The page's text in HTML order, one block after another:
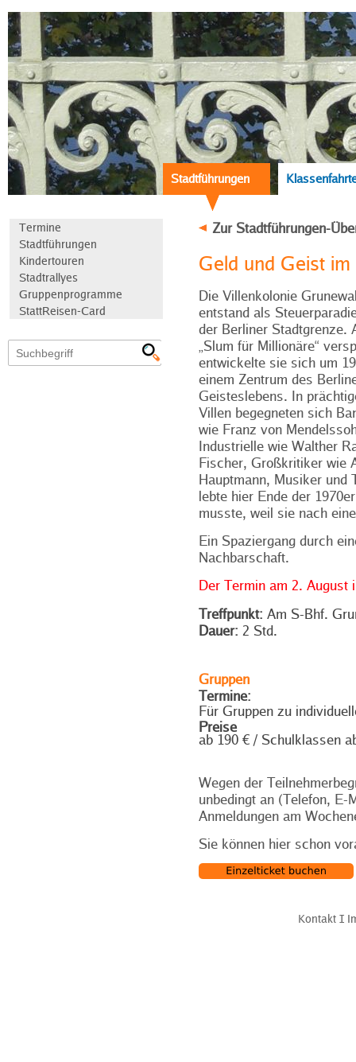
Stadtführungen
Termine
Stadtführungen
Kindertouren
Stadtrallyes
Gruppenprogramme
StattReisen-Card
Zur Stadtführungen-
Geld und Geist
Die Villenkolonie
entstand als
der Berliner Stadtgrenze.
„Slum für Millionäre“
entwickelte sie sich um
einem Zentrum des
Geisteslebens. In
Villen begegneten sich
wie Franz von
Industrielle wie Walther
Fischer, Großkritiker wie
Hauptmann, Musiker und
lebte hier Ende der
musste, weil sie nach
Ein Spaziergang durch
Nachbarschaft.
Der Termin am 2. August
Treffpunkt: Am S-Bhf.
Dauer: 2 Std.
Gruppen
Termine:
Für Gruppen zu
Preise
ab 190 € / Schulklassen
Wegen der
unbedingt an (Telefon,
Anmeldungen am
Sie können hier schon
Kontakt Ι